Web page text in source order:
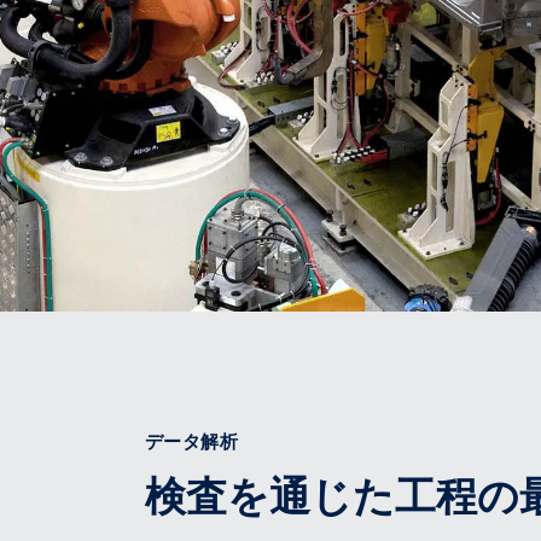
データ解析
検査を通じた工程の